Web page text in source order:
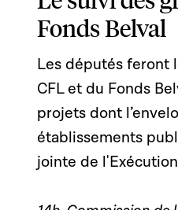
Fonds Belval
Les députés feront
CFL et du Fonds
projets dont
établissements
jointe de